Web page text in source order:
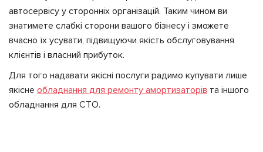
автосервісу у сторонніх організацій. Таким чином ви
знатимете слабкі сторони вашого бізнесу і зможете
вчасно їх усувати, підвищуючи якість обслуговування
клієнтів і власний прибуток.
Для того надавати якісні послуги радимо купувати лише
якісне обладнання для ремонту амортизаторів та іншого
обладнання для СТО.